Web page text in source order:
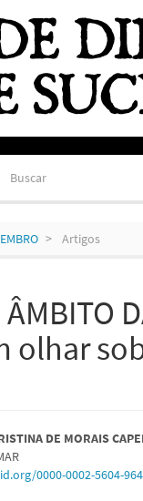
Buscar
Artigos
olhar
DE MORAIS
0000-0002-5604-